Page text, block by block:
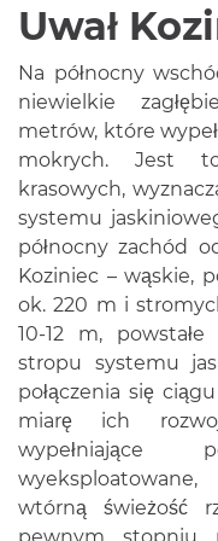
Uwał
Na północny
niewielkie
metrów, które
mokrych. Jest
krasowych,
systemu
północny zachód
Koziniec – wąskie,
ok. 220 m i
10-12 m,
stropu systemu
połączenia się
miarę ich
wypełniające
wtórną świeżość
pewnym stopniu